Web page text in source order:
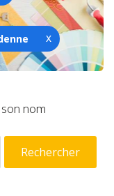
nom
Rechercher